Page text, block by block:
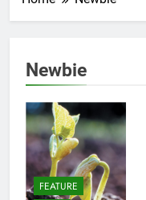
Newbie
FEATURE